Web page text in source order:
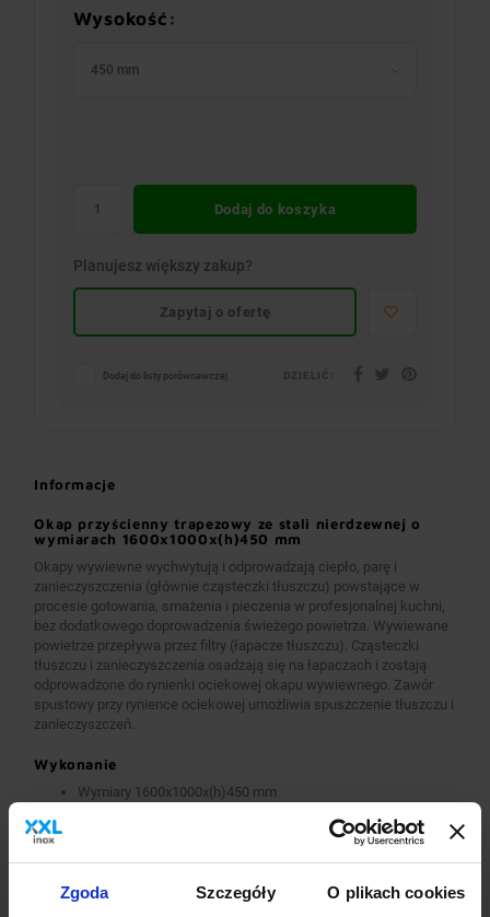
Zgoda Szczegóły O plikach cookies
Wysokość:
450 mm
Dodaj do koszyka
Planujesz większy zakup?
Zapytaj o ofertę
Dodaj do listy porównawczej
Informacje
Okap przyścienny trapezowy ze stali nierdzewnej o
wymiarach 1600x1000x(h)450 mm
Okapy wywiewne wychwytują i odprowadzają ciepło, parę i
zanieczyszczenia (głównie cząsteczki tłuszczu) powstające w
procesie gotowania, smażenia i pieczenia w profesjonalnej kuchni,
bez dodatkowego doprowadzenia świeżego powietrza. Wywiewane
powietrze przepływa przez filtry (łapacze tłuszczu). Cząsteczki
tłuszczu i zanieczyszczenia osadzają się na łapaczach i zostają
odprowadzone do rynienki ociekowej okapu wywiewnego. Zawór
spustowy przy rynience ociekowej umożliwia spuszczenie tłuszczu i
zanieczyszczeń.
Wykonanie
Wymiary 1600x1000x(h)450 mm
Okapy wywiewne o wymiarach A>2600 mm wykonane są w
wersji łączonej (skręcanej) z dwóch lub więcej przelotowych
Okapy wyposażone są w system otworów i zawiesi